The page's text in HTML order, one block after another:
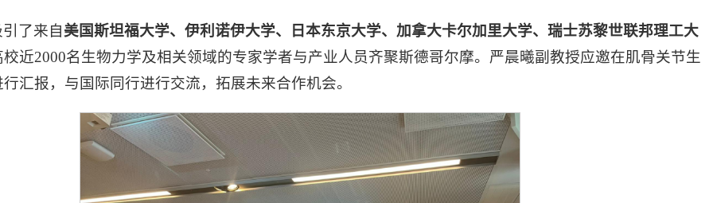
了来自美国斯坦福大学、伊利诺伊大学、日本东京大学、加拿大卡尔加里大学、瑞士苏黎世联邦理工大
近2000名生物力学及相关领域的专家学者与产业人员齐聚斯德哥尔摩。严晨曦副教授应邀在肌骨关节生
汇报，与国际同行进行交流，拓展未来合作机会。